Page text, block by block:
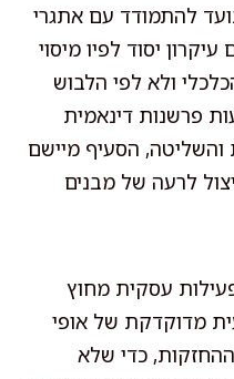
נועד להתמודד עם אתגרי
עיקרון יסוד לפיו מיסוי
ולא לפי הלבוש
פרשנות דינאמית
הסעיף מיישם
לרעה של מבנים
עסקית מחוץ
מדוקדקת של אופי
ההחזקות, כדי שלא